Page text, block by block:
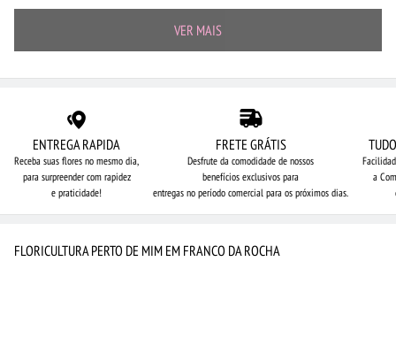
VER MAIS
ENTREGA RAPIDA
Receba suas flores no mesmo dia,
para surpreender com rapidez
e praticidade!
FRETE GRÁTIS
Desfrute da comodidade de nossos
benefícios exclusivos para
entregas no período comercial para os próximos dias.
a
FLORICULTURA PERTO DE MIM EM FRANCO DA ROCHA